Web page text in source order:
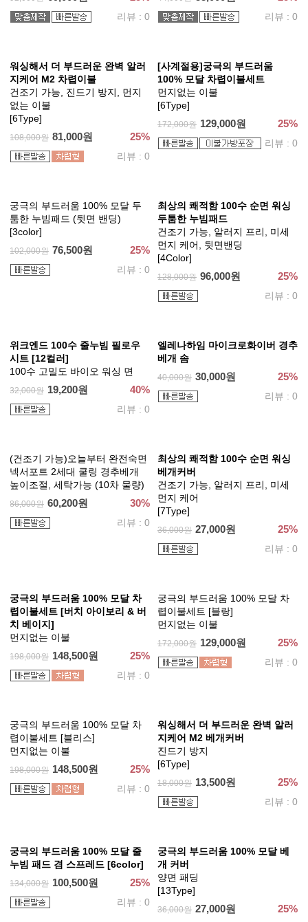
여름이 좋아 냉감 뱀부 시어서커
여름 홑이불 단품 [5color]
워싱해서 더 부드러운 완벽 M2
알러지케어 FULL SET
건조기 가능, 진드기 방지, 먼지
없는 이불
[6Type]
218,000원 163,500원 25%
리뷰 : 0
워싱해서 더 부드러운 완벽 알러
지케어 M2 누빔패드
뒷면밴딩, 두툼한 8온스 패드
[3Color]
92,000원 69,000원 25%
워싱해서 더 부드러운 완벽 알러
지케어 M2 매트리스커버
높은 매트리스커버, 진드기방지
[3Color]
워싱해서 더 부드러운 완벽 알러
없는 이불
[6Type]
108,000원 81,000원
리뷰 : 0
[6Type]
172,000원 129,000원